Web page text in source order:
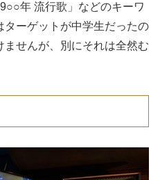
年 流行歌」などのキーワ
ーゲットが中学生だったの
せんが、別にそれは全然む